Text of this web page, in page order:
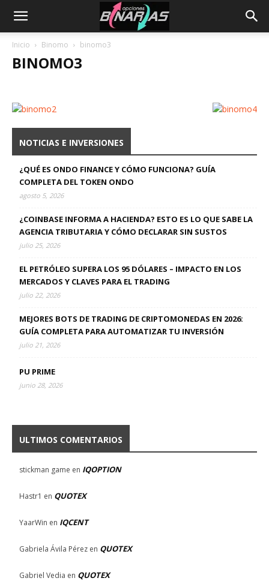
Inicio Binomo binomo3
BINOMO3
NOTICIAS E INVERSIONES
¿QUÉ ES ONDO FINANCE Y CÓMO FUNCIONA? GUÍA
COMPLETA DEL TOKEN ONDO
agosto 5, 2026
¿COINBASE INFORMA A HACIENDA? ESTO ES LO QUE SABE LA
AGENCIA TRIBUTARIA Y CÓMO DECLARAR SIN SUSTOS
julio 25, 2026
EL PETRÓLEO SUPERA LOS 95 DÓLARES – IMPACTO EN LOS
MERCADOS Y CLAVES PARA EL TRADING
julio 22, 2026
MEJORES BOTS DE TRADING DE CRIPTOMONEDAS EN 2026:
GUÍA COMPLETA PARA AUTOMATIZAR TU INVERSIÓN
julio 21, 2026
PU PRIME
junio 28, 2026
ULTIMOS COMENTARIOS
stickman game en IQOPTION
Hastr1 en QUOTEX
YaarWin en IQCENT
Gabriela Ávila Pérez en QUOTEX
Gabriel Vedia en QUOTEX